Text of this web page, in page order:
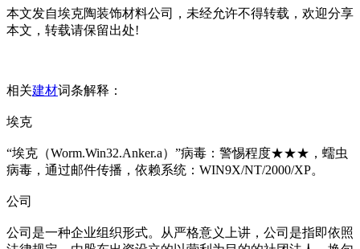
本文发自埃克陶装饰材料公司，未经允许不得转载，欢迎分享
本文，转载请保留出处!
相关建材词条解释：
埃克
“埃克（Worm.Win32.Anker.a）”病毒：警惕程度★★★，蠕虫
病毒，通过邮件传播，依赖系统：WIN9X/NT/2000/XP。
公司
公司是一种企业组织形式。从严格意义上讲，公司是指即依照